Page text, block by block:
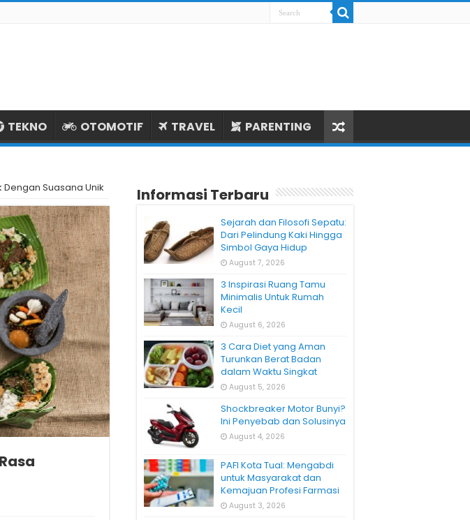
TEKNO OTOMOTIF TRAVEL PARENTING
Dengan Suasana Unik Informasi Terbaru
Sejarah dan Filosofi Sepatu:
Dari Pelindung Kaki Hingga
Simbol Gaya Hidup
August 7, 2026
3 Inspirasi Ruang Tamu
Minimalis Untuk Rumah
Kecil
August 6, 2026
3 Cara Diet yang Aman
Turunkan Berat Badan
dalam Waktu Singkat
August 5, 2026
Shockbreaker Motor Bunyi?
Ini Penyebab dan Solusinya
August 4, 2026
PAFI Kota Tual: Mengabdi
untuk Masyarakat dan
Kemajuan Profesi Farmasi
August 3, 2026